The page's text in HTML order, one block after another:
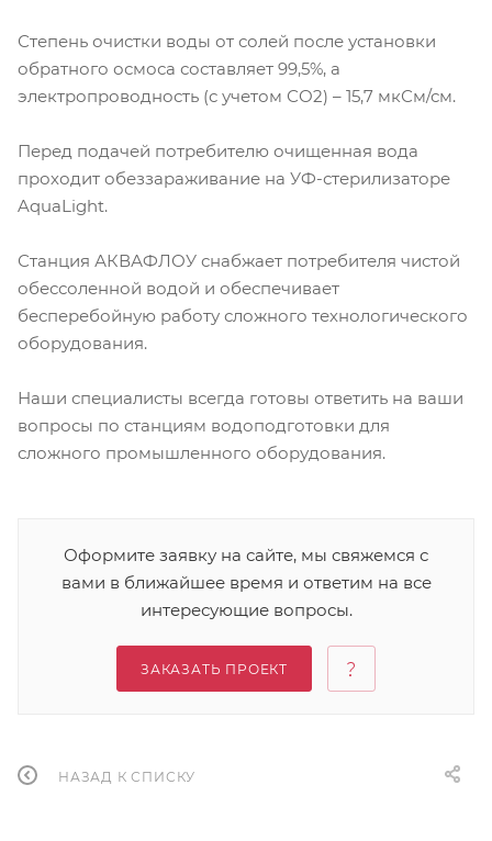
Степень очистки воды от солей после установки
обратного осмоса составляет 99,5%, а
электропроводность (с учетом СО2) – 15,7 мкСм/см.
Перед подачей потребителю очищенная вода
проходит обеззараживание на УФ-стерилизаторе
AquaLight.
Станция АКВАФЛОУ снабжает потребителя чистой
обессоленной водой и обеспечивает
бесперебойную работу сложного технологического
оборудования.
Наши специалисты всегда готовы ответить на ваши
вопросы по станциям водоподготовки для
сложного промышленного оборудования.
Оформите заявку на сайте, мы свяжемся с
вами в ближайшее время и ответим на все
интересующие вопросы.
ЗАКАЗАТЬ ПРОЕКТ
НАЗАД К СПИСКУ